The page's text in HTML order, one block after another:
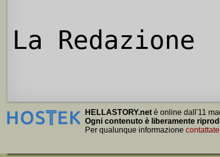
La Redazione
HELLASTORY.net è online dall'11
Ogni contenuto è liberamente
Per qualunque informazione